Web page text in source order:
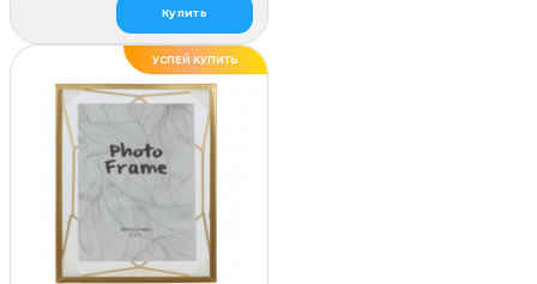
Купить
УСПЕЙ КУПИТЬ